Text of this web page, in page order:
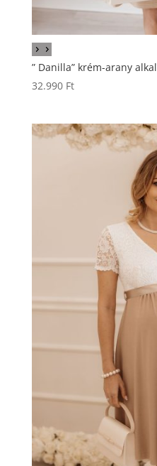
” Danilla” krém-arany
32.990 Ft